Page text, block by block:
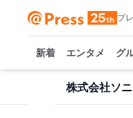
プ
新着 エンタメ グ
株式会社ソ